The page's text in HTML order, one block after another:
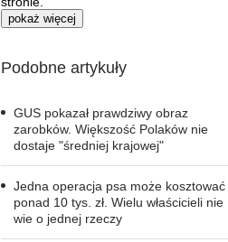
pokaż więcej
Podobne artykuły
GUS pokazał prawdziwy obraz
zarobków. Większość Polaków nie
dostaje "średniej krajowej"
Jedna operacja psa może kosztować
ponad 10 tys. zł. Wielu właścicieli nie
wie o jednej rzeczy